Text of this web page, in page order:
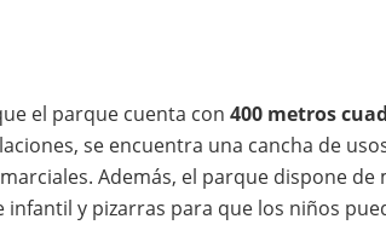
el parque cuenta con 400 metros
se encuentra una cancha de
Además, el parque dispone de
y pizarras para que los niños